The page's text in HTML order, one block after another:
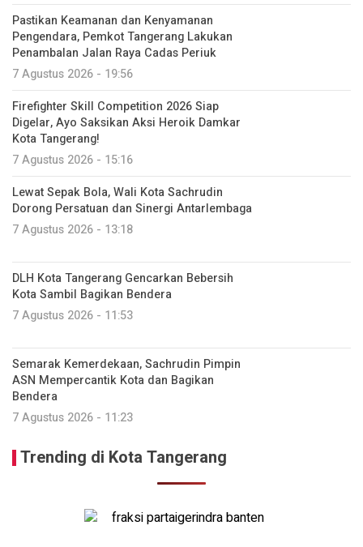
Pastikan Keamanan dan Kenyamanan
Pengendara, Pemkot Tangerang Lakukan
Penambalan Jalan Raya Cadas Periuk
7 Agustus 2026 - 19:56
Firefighter Skill Competition 2026 Siap
Digelar, Ayo Saksikan Aksi Heroik Damkar
Kota Tangerang!
7 Agustus 2026 - 15:16
Lewat Sepak Bola, Wali Kota Sachrudin
Dorong Persatuan dan Sinergi Antarlembaga
7 Agustus 2026 - 13:18
DLH Kota Tangerang Gencarkan Bebersih
Kota Sambil Bagikan Bendera
7 Agustus 2026 - 11:53
Semarak Kemerdekaan, Sachrudin Pimpin
ASN Mempercantik Kota dan Bagikan
Bendera
7 Agustus 2026 - 11:23
Trending di Kota Tangerang